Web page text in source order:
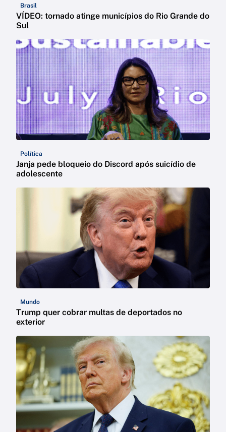
Brasil
VÍDEO: tornado atinge municípios do Rio Grande do
Sul
Política
Janja pede bloqueio do Discord após suicídio de
adolescente
Mundo
Trump quer cobrar multas de deportados no
exterior